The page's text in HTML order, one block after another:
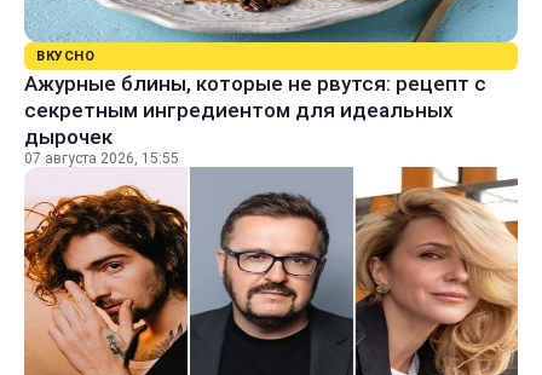
ВКУСНО
Ажурные блины, которые не рвутся: рецепт с
секретным ингредиентом для идеальных
дырочек
07 августа 2026, 15:55